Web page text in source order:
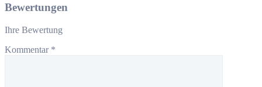
Bewertungen
Ihre Bewertung
Kommentar *